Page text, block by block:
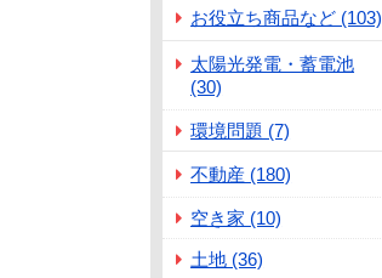
お役立ち商品など (103)
太陽光発電・蓄電池
(30)
環境問題 (7)
不動産 (180)
空き家 (10)
土地 (36)